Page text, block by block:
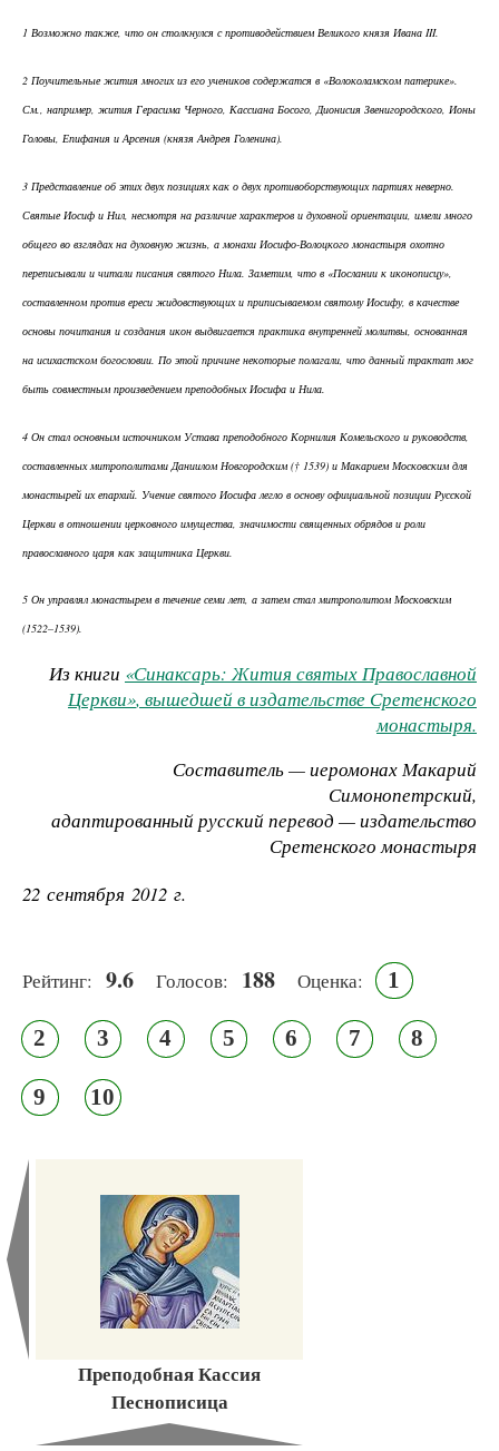
1 Возможно также, что он столкнулся с противодействием Великого князя Ивана III.
2 Поучительные жития многих из его учеников содержатся в «Волоколамском патерике».
См., например, жития Герасима Черного, Кассиана Босого, Дионисия Звенигородского, Ионы
Головы, Епифания и Арсения (князя Андрея Голенина).
3 Представление об этих двух позициях как о двух противоборствующих партиях неверно.
Святые Иосиф и Нил, несмотря на различие характеров и духовной ориентации, имели много
общего во взглядах на духовную жизнь, а монахи Иосифо-Волоцкого монастыря охотно
переписывали и читали писания святого Нила. Заметим, что в «Послании к иконописцу»,
составленном против ереси жидовствующих и приписываемом святому Иосифу, в качестве
основы почитания и создания икон выдвигается практика внутренней молитвы, основанная
на исихастском богословии. По этой причине некоторые полагали, что данный трактат мог
быть совместным произведением преподобных Иосифа и Нила.
4 Он стал основным источником Устава преподобного Корнилия Комельского и руководств,
составленных митрополитами Даниилом Новгородским († 1539) и Макарием Московским для
монастырей их епархий. Учение святого Иосифа легло в основу официальной позиции Русской
Церкви в отношении церковного имущества, значимости священных обрядов и роли
православного царя как защитника Церкви.
5 Он управлял монастырем в течение семи лет, а затем стал митрополитом Московским
(1522–1539).
Из книги «Синаксарь: Жития святых Православной
Церкви», вышедшей в издательстве Сретенского
монастыря.
Составитель — иеромонах Макарий
Симонопетрский,
адаптированный русский перевод — издательство
Сретенского монастыря
22 сентября 2012 г.
Рейтинг: 9.6 Голосов: 188 Оценка: 1
2 3 4 5 6 7 8
9 10
Преподобная Кассия
Песнописица